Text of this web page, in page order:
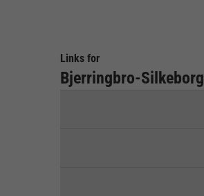
Links for
Bjerringbro-Silkeborg